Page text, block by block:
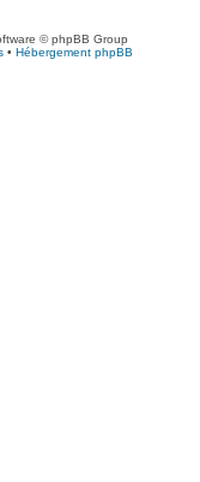
© phpBB Group
• Hébergement phpBB